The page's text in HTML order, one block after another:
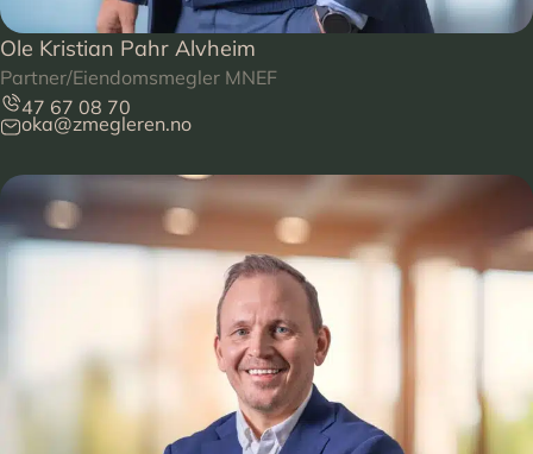
Ole Kristian Pahr Alvheim
Partner/Eiendomsmegler MNEF
47 67 08 70
oka@zmegleren.no